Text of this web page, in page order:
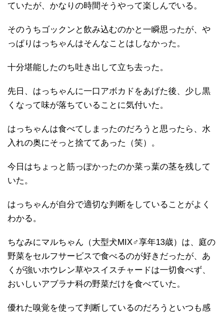
ていたが、かなりの時間そうやって楽しんでいる。
そのうちゴックンと飲み込むのかと一瞬思ったが、や
っぱりはっちゃんはそんなことはしなかった。
十分堪能したのち吐き出して立ち去った。
先日、はっちゃんに一口アボカドをあげた後、少し黒
くなって味が落ちていることに気付いた。
はっちゃんは食べてしまったのだろうと思ったら、水
入れの奥にそっと捨ててあった（笑）。
今日はちょっと筋っぽかったのか菜っ葉の茎を残して
いた。
はっちゃんが自分で適切な判断をしていることがよく
わかる。
ちなみにマルちゃん（大型犬MIX♂享年13歳）は、庭の
野菜をセルフサービスで食べるのが好きだったが、あ
くが強いホウレン草やスイスチャードは一切食べず、
おいしいアブラナ科の野菜だけを食べていた。
優れた嗅覚を使って判断しているのだろうといつも感